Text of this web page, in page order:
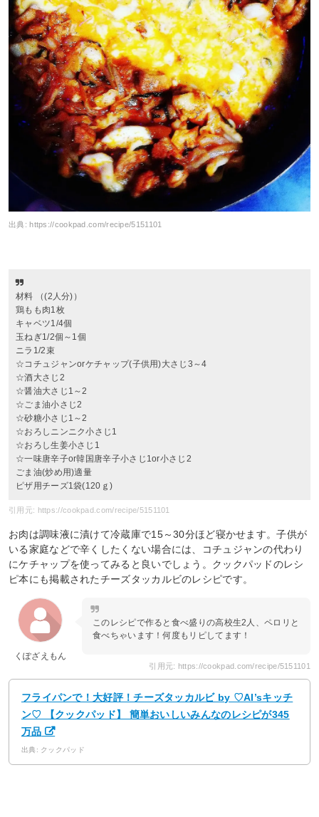
出典:https://cookpad.com/recipe/5151101
材料 （(2人分)）
鶏もも肉1枚
キャベツ1/4個
玉ねぎ1/2個～1個
ニラ1/2束
☆コチュジャンorケチャップ(子供用)大さじ3～4
☆酒大さじ2
☆醤油大さじ1～2
☆ごま油小さじ2
☆砂糖小さじ1～2
☆おろしニンニク小さじ1
☆おろし生姜小さじ1
☆一味唐辛子or韓国唐辛子小さじ1or小さじ2
ごま油(炒め用)適量
ピザ用チーズ1袋(120ｇ)
引用元: https://cookpad.com/recipe/5151101
お肉は調味液に漬けて冷蔵庫で15～30分ほど寝かせます。子供が
いる家庭などで辛くしたくない場合には、コチュジャンの代わり
にケチャップを使ってみると良いでしょう。クックパッドのレシ
ピ本にも掲載されたチーズタッカルビのレシピです。
くぽざえもん
このレシピで作ると食べ盛りの高校生2人、ペロリと
食べちゃいます！何度もリピしてます！
引用元: https://cookpad.com/recipe/5151101
フライパンで！大好評！チーズタッカルビ by ♡AI’sキッチ
ン♡ 【クックパッド】 簡単おいしいみんなのレシピが345
万品
出典: クックパッド